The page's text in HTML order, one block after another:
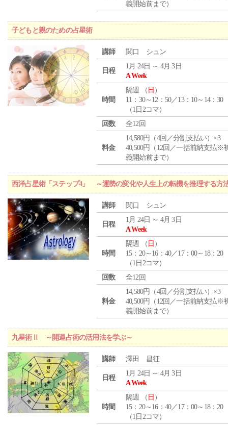
義開始前まで）
子どもと親のための占星術
講師 関口 シュン
日程
1月 24日 ～ 4月 3日
A Week
時間
隔週 （ 日 ）
11：30～12：50／13：10～14：30
（1日2コマ）
回数
全12回
料金
14,580円（4回／分割支払い）×3
40,500円（12回／一括前納支払※
義開始前まで）
西洋占星術「ステップ4」 ～運勢の変化や人生上の転機を推理する方
講師 関口 シュン
日程
1月 24日 ～ 4月 3日
A Week
時間
隔週 （ 日 ）
15：20～16：40／17：00～18：20
（1日2コマ）
回数
全12回
料金
14,580円（4回／分割支払い）×3
40,500円（12回／一括前納支払※
義開始前まで）
九星術Ⅱ ～開運占術の活用法を学ぶ～
講師 澤田 昌征
日程
1月 24日 ～ 4月 3日
A Week
時間
隔週 （ 日 ）
15：20～16：40／17：00～18：20
（1日2コマ）